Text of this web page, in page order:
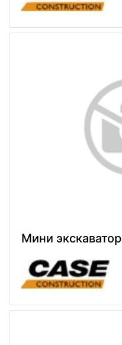
Мини экскаватор